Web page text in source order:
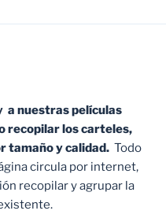
a nuestras películas
recopilar los carteles,
tamaño y calidad. Todo
circula por internet,
recopilar y agrupar la